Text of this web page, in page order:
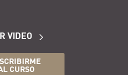
VIDEO
CURSO